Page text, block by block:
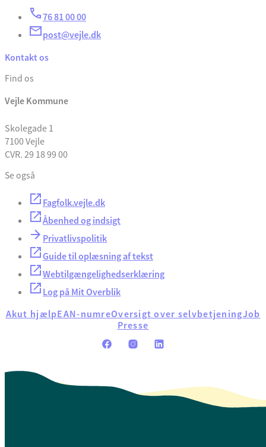
76 81 00 00
post@vejle.dk
Kontakt os
Find os
Vejle Kommune
Skolegade 1
7100 Vejle
CVR. 29 18 99 00
Se også
Fagfolk.vejle.dk
Åbenhed og indsigt
Privatlivspolitik
Guide til oplæsning af tekst
Webtilgængelighedserklæring
Log på Mit Overblik
Akut hjælpEAN-numreOversigt over selvbetjeningJob
Presse